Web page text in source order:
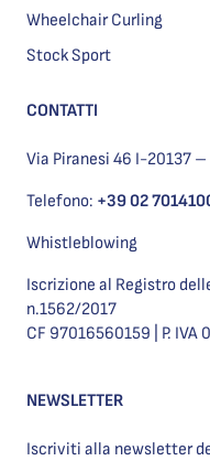
Wheelchair Curling
Stock Sport
CONTATTI
Via Piranesi 46 I-20137
Telefono: +39 02
Whistleblowing
Iscrizione al Registro
n.1562/2017
CF 97016560159 | P. IVA
NEWSLETTER
Iscriviti alla newsletter